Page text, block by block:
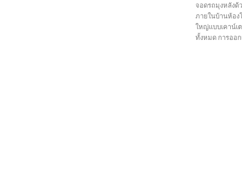
จอดรถมุงหลังด้
ภายในบ้านห้อง
ใหญ่แบบเคาน์เ
ทั้งหมด การออ